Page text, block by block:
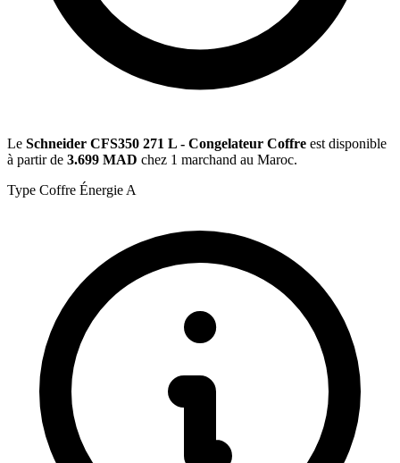
Le Schneider CFS350 271 L - Congelateur Coffre est disponible
à partir de 3.699 MAD chez 1 marchand au Maroc.
Type Coffre Énergie A